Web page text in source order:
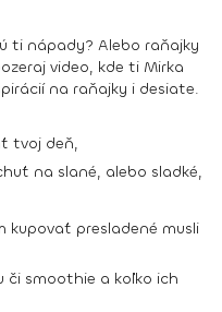
ti nápady? Alebo raňajky
video, kde ti Mirka
na raňajky i desiate.
tvoj deň,
na slané, alebo sladké,
kupovať presladené musli
či smoothie a koľko ich